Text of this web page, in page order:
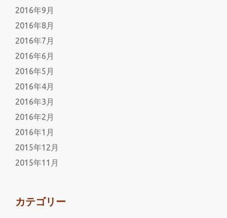
2016年9月
2016年8月
2016年7月
2016年6月
2016年5月
2016年4月
2016年3月
2016年2月
2016年1月
2015年12月
2015年11月
カテゴリー